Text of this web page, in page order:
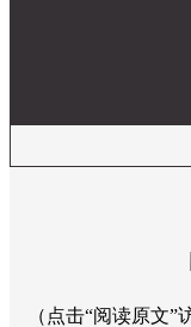
（点击“阅读原文